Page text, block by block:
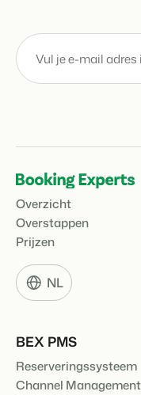
Overzicht
Overstappen
Prijzen
NL
BEX PMS
Reserveringssysteem
Channel Management